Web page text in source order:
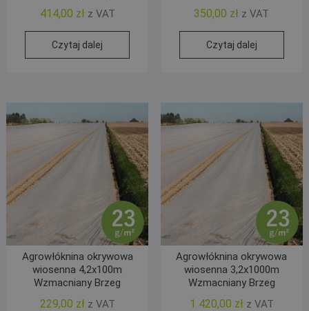
414,00 zł z VAT
Czytaj dalej
350,00 zł z VAT
Czytaj dalej
Agrowłóknina okrywowa
wiosenna 4,2x100m
Wzmacniany Brzeg
229,00 zł z VAT
Agrowłóknina okrywowa
wiosenna 3,2x1000m
Wzmacniany Brzeg
1 420,00 zł z VAT